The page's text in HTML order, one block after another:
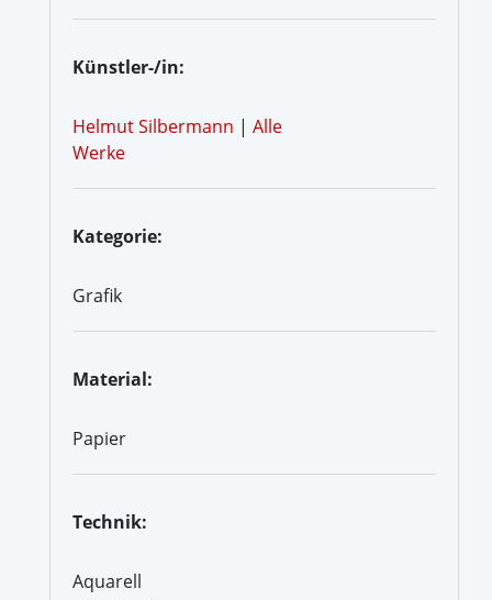
Künstler-/in:
Helmut Silbermann | Alle
Werke
Kategorie:
Grafik
Material:
Papier
Technik:
Aquarell